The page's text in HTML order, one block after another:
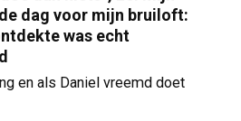
dag voor mijn bruiloft:
was echt
en als Daniel vreemd doet